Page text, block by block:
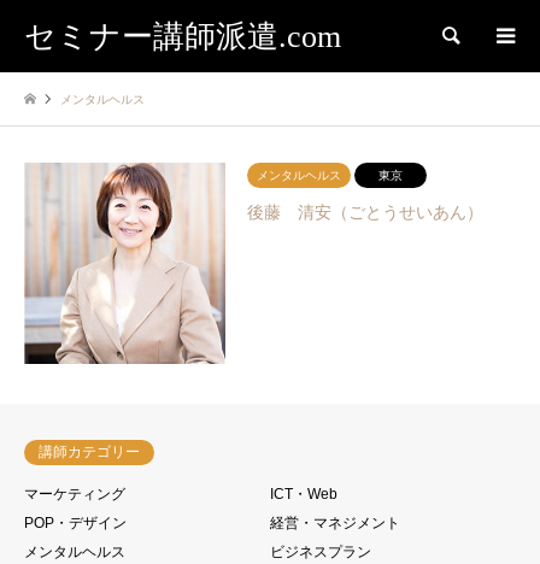
セミナー講師派遣.com 検索
メンタルヘルス
メンタルヘルス 東京
後藤 清安（ごとうせいあん）
講師カテゴリー
マーケティング
ICT・Web
POP・デザイン
経営・マネジメント
メンタルヘルス
ビジネスプラン